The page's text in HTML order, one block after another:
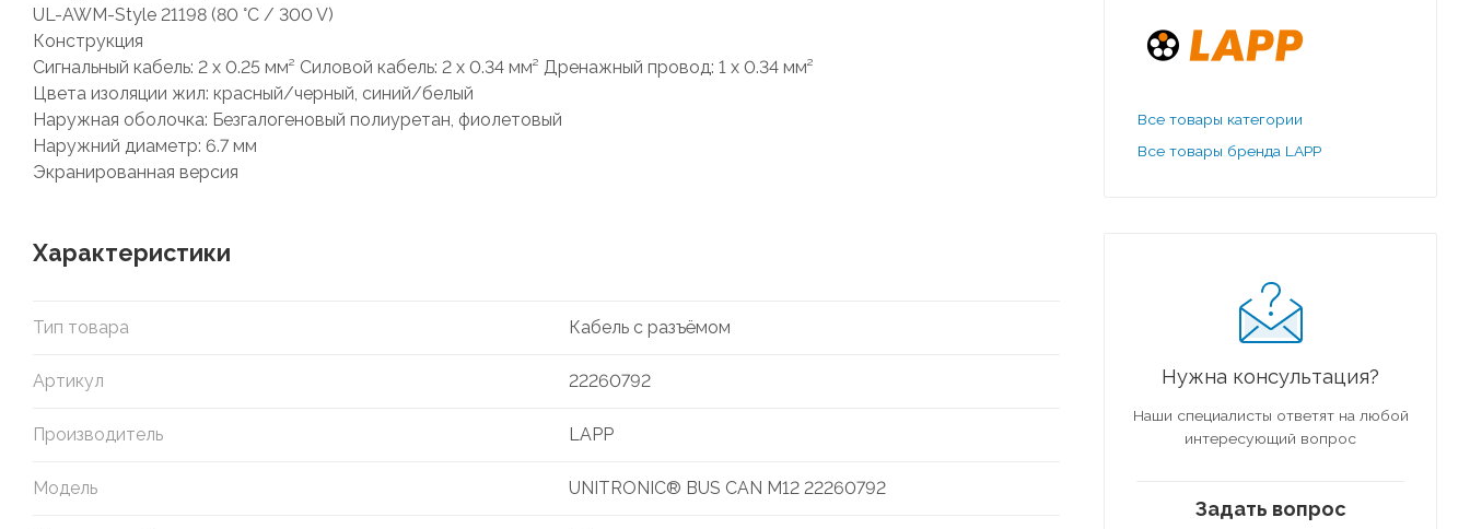
UL-AWM-Style 21198 (80 °C / 300 V)
Конструкция
Сигнальный кабель: 2 x 0.25 мм² Силовой кабель: 2 x 0.34 мм² Дренажный провод: 1 x 0.34 мм²
Цвета изоляции жил: красный/черный, синий/белый
Наружная оболочка: Безгалогеновый полиуретан, фиолетовый
Наружний диаметр: 6.7 мм
Экранированная версия
Характеристики
Тип товара Кабель с разъёмом
Артикул 22260792
Производитель LAPP
Модель UNITRONIC® BUS CAN M12 22260792
Все товары категории
Все товары бренда LAPP
Нужна консультация?
Наши специалисты ответят на любой
интересующий вопрос
Задать вопрос